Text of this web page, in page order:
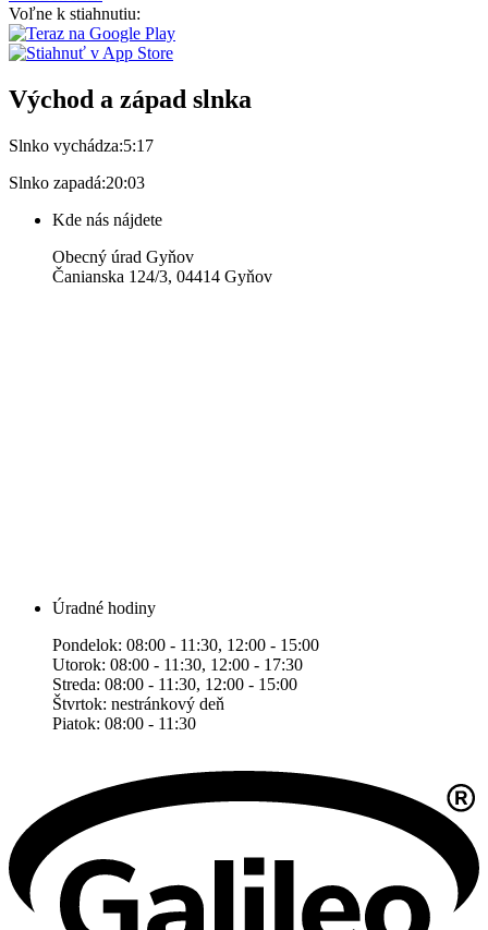
Voľne k stiahnutiu:
Východ a západ slnka
Slnko vychádza:5:17
Slnko zapadá:20:03
Kde nás nájdete
Obecný úrad Gyňov
Čanianska 124/3, 04414 Gyňov
Úradné hodiny
Pondelok: 08:00 - 11:30, 12:00 - 15:00
Utorok: 08:00 - 11:30, 12:00 - 17:30
Streda: 08:00 - 11:30, 12:00 - 15:00
Štvrtok: nestránkový deň
Piatok: 08:00 - 11:30